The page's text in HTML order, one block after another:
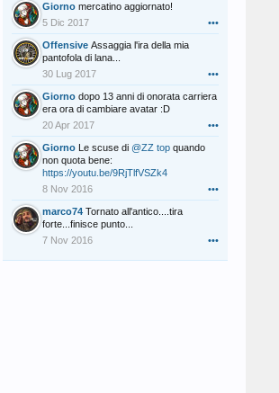
Giorno mercatino aggiornato!
5 Dic 2017
•••
Offensive Assaggia l'ira della mia
pantofola di lana...
30 Lug 2017
•••
Giorno dopo 13 anni di onorata carriera
era ora di cambiare avatar :D
20 Apr 2017
•••
Giorno Le scuse di @ZZ top quando
non quota bene:
https://youtu.be/9RjTlfVSZk4
8 Nov 2016
•••
marco74 Tornato all'antico....tira
forte...finisce punto...
7 Nov 2016
•••